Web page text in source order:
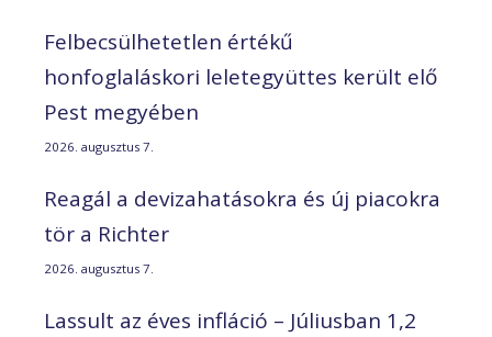
Felbecsülhetetlen értékű
honfoglaláskori leletegyüttes került elő
Pest megyében
2026. augusztus 7.
Reagál a devizahatásokra és új piacokra
tör a Richter
2026. augusztus 7.
Lassult az éves infláció – Júliusban 1,2